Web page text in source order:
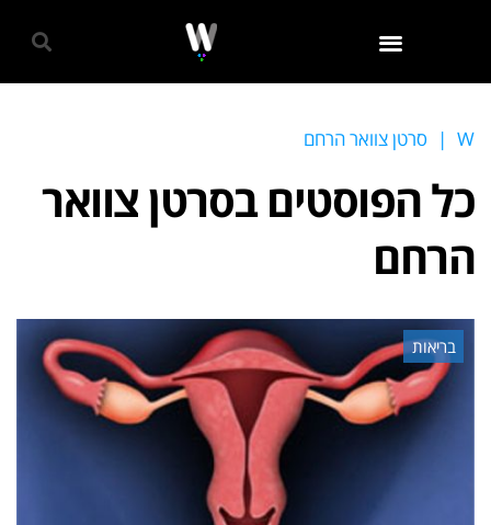
W
| סרטן צוואר הרחם
כל הפוסטים בסרטן צוואר
הרחם
בריאות